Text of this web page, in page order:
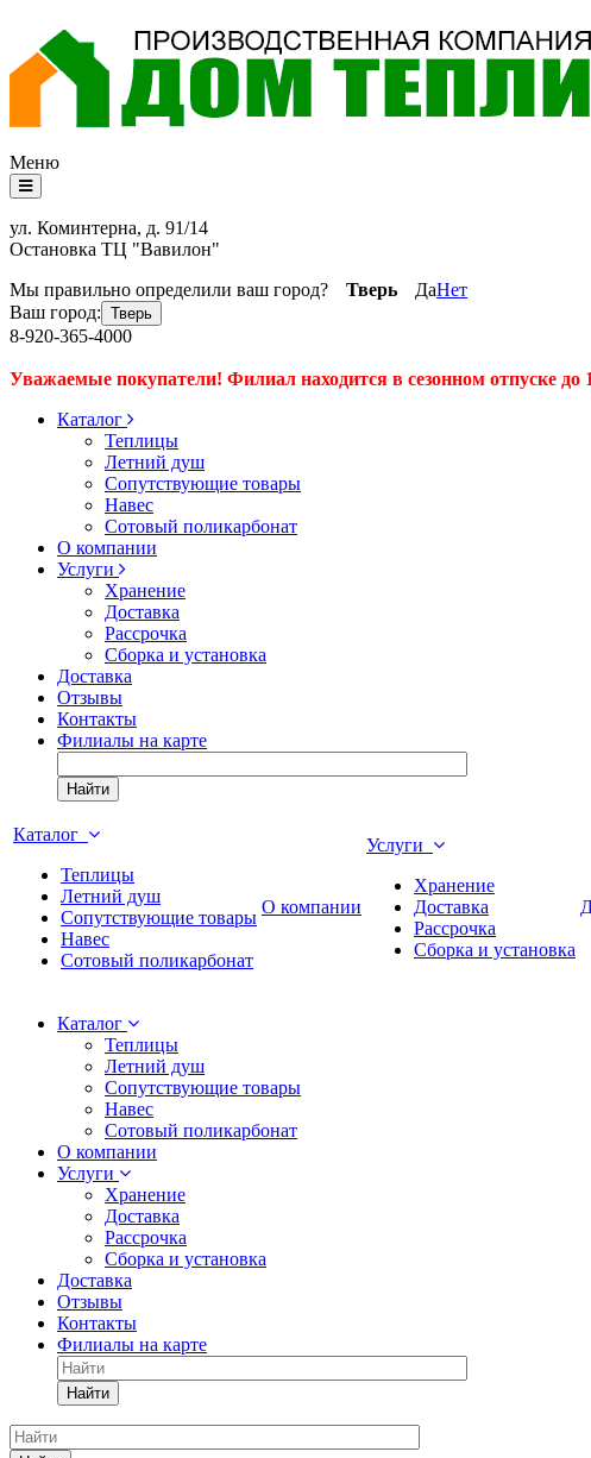
Меню
ул. Коминтерна, д. 91/14
Остановка ТЦ "Вавилон"
Мы правильно определили ваш город?
Тверь ДаНет
Ваш город: Тверь
8-920-365-4000
Уважаемые покупатели! Филиал находится в сезонном отпуске до
Каталог
Теплицы
Летний душ
Сопутствующие товары
Навес
Сотовый поликарбонат
О компании
Услуги
Хранение
Доставка
Рассрочка
Сборка и установка
Доставка
Отзывы
Контакты
Филиалы на карте
Найти
Каталог
Теплицы
Летний душ
Сопутствующие товары
Навес
Сотовый поликарбонат
О компании
Услуги
Хранение
Доставка
Рассрочка
Сборка и установка
Каталог
Теплицы
Летний душ
Сопутствующие товары
Навес
Сотовый поликарбонат
О компании
Услуги
Хранение
Доставка
Рассрочка
Сборка и установка
Доставка
Отзывы
Контакты
Филиалы на карте
Найти